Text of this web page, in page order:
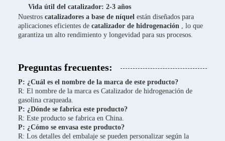
Vida útil del catalizador: 2-3 años
Nuestros catalizadores a base de níquel están diseñados para
aplicaciones eficientes de catalizador de hidrogenación , lo que
garantiza un alto rendimiento y longevidad para sus procesos.
Preguntas frecuentes:
P: ¿Cuál es el nombre de la marca de este producto?
R: El nombre de la marca es Catalizador de hidrogenación de
gasolina craqueada.
P: ¿Dónde se fabrica este producto?
R: Este producto se fabrica en China.
P: ¿Cómo se envasa este producto?
R: Los detalles del embalaje se pueden personalizar según la